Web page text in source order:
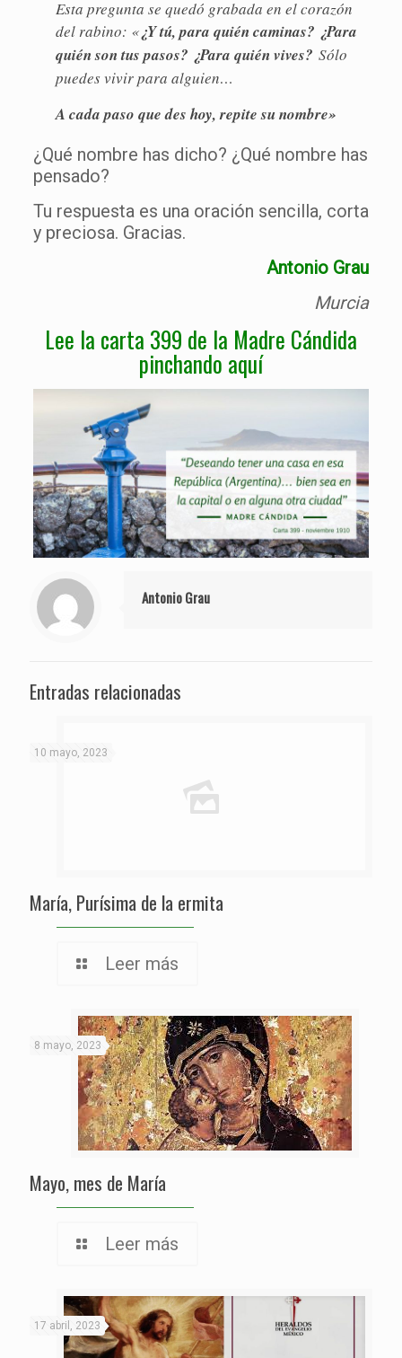
Esta pregunta se quedó grabada en el corazón
del rabino: «¿Y tú, para quién caminas? ¿Para
quién son tus pasos? ¿Para quién vives? Sólo
puedes vivir para alguien…
A cada paso que des hoy, repite su nombre»
¿Qué nombre has dicho? ¿Qué nombre has
pensado?
Tu respuesta es una oración sencilla, corta
y preciosa. Gracias.
Antonio Grau
Murcia
Lee la carta 399 de la Madre Cándida
pinchando aquí
Antonio Grau
Entradas relacionadas
10 mayo, 2023
María, Purísima de la ermita
Leer más
8 mayo, 2023
Mayo, mes de María
Leer más
17 abril, 2023